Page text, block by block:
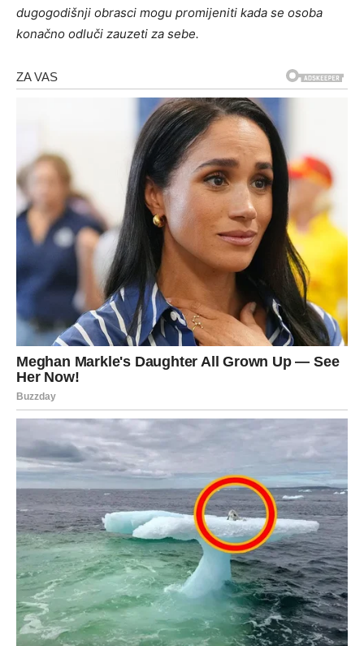
dugogodišnji obrasci mogu promijeniti kada se osoba
konačno odluči zauzeti za sebe.